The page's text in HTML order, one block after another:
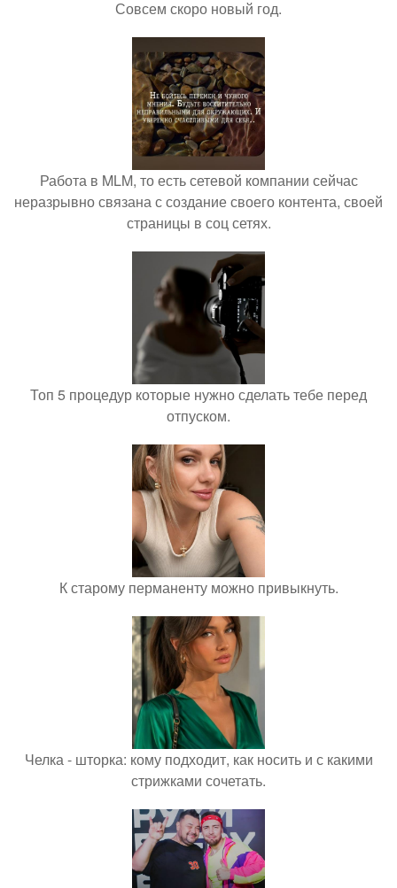
Совсем скоро новый год.
Работа в MLM, то есть сетевой компании сейчас
неразрывно связана с создание своего контента, своей
страницы в соц сетях.
Топ 5 процедур которые нужно сделать тебе перед
отпуском.
К старому перманенту можно привыкнуть.
Челка - шторка: кому подходит, как носить и с какими
стрижками сочетать.